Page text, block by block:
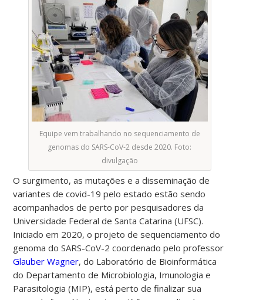
Equipe vem trabalhando no sequenciamento de
genomas do SARS-CoV-2 desde 2020. Foto:
divulgação
O surgimento, as mutações e a disseminação de
variantes de covid-19 pelo estado estão sendo
acompanhados de perto por pesquisadores da
Universidade Federal de Santa Catarina (UFSC).
Iniciado em 2020, o projeto de sequenciamento do
genoma do SARS-CoV-2 coordenado pelo professor
Glauber Wagner, do Laboratório de Bioinformática
do Departamento de Microbiologia, Imunologia e
Parasitologia (MIP), está perto de finalizar sua